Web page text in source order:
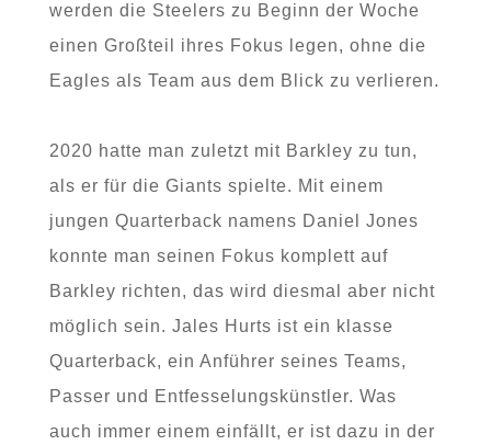
werden die Steelers zu Beginn der Woche
einen Großteil ihres Fokus legen, ohne die
Eagles als Team aus dem Blick zu verlieren.
2020 hatte man zuletzt mit Barkley zu tun,
als er für die Giants spielte. Mit einem
jungen Quarterback namens Daniel Jones
konnte man seinen Fokus komplett auf
Barkley richten, das wird diesmal aber nicht
möglich sein. Jales Hurts ist ein klasse
Quarterback, ein Anführer seines Teams,
Passer und Entfesselungskünstler. Was
auch immer einem einfällt, er ist dazu in der